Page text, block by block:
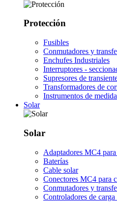
Protección
Fusibles
Conmutadores y
Enchufes Industriales
Interruptores -
Supresores de
Transformadores de
Instrumentos de medida
Solar
Solar
Adaptadores MC4
Baterías
Cable solar
Conectores MC4 para
Conmutadores y
Controladores de carga